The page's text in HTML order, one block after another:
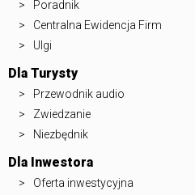
Poradnik
Centralna Ewidencja Firm
Ulgi
Dla Turysty
Przewodnik audio
Zwiedzanie
Niezbędnik
Dla Inwestora
Oferta inwestycyjna